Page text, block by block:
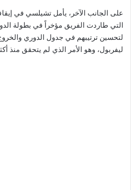
على الجانب الآخر، يأمل تشيلسي في
التي طاردت الفريق مؤخراً في بطولة
لتحسين ترتيبهم في جدول الدوري
ليفربول، وهو الأمر الذي لم يتحقق